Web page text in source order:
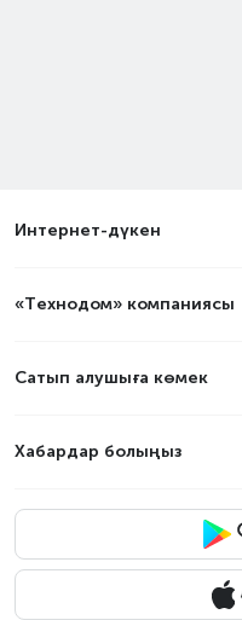
Интернет-дүкен
«Технодом» компаниясы
Сатып алушыға көмек
Хабардар болыңыз